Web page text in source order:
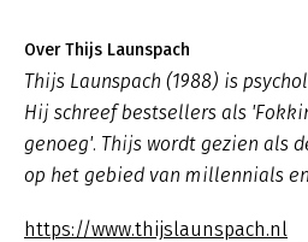
Over Thijs Launspach
Thijs Launspach (1988) is
Hij schreef bestsellers als
genoeg'. Thijs wordt gezien als
op het gebied van millennials
https://www.thijslaunspach.nl